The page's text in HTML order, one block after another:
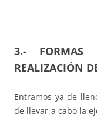
3.-
REALIZACIÓN
Entramos ya de
de llevar a cabo la